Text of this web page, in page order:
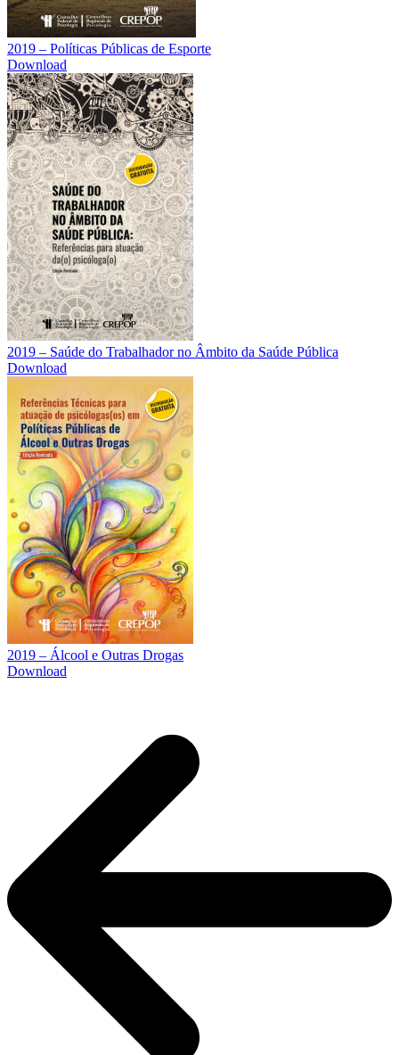
2019 – Políticas Públicas de Esporte
Download
2019 – Saúde do Trabalhador no Âmbito da Saúde Pública
Download
2019 – Álcool e Outras Drogas
Download